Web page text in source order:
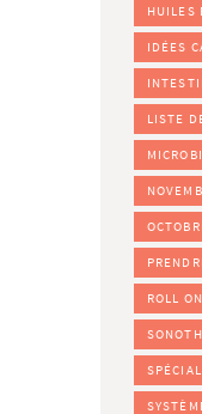
HUILES
IDÉES
LISTE
ROLL ON